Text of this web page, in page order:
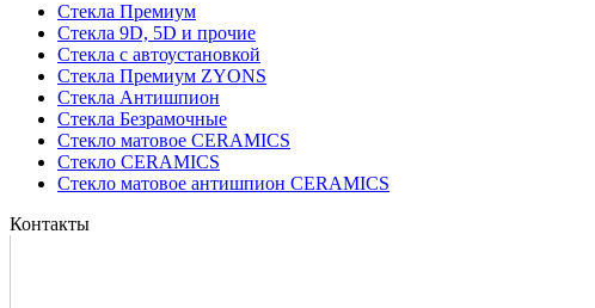
Стекла Премиум
Стекла 9D, 5D и прочие
Стекла с автоустановкой
Стекла Премиум ZYONS
Стекла Антишпион
Стекла Безрамочные
Стекло матовое CERAMICS
Стекло CERAMICS
Стекло матовое антишпион CERAMICS
Контакты